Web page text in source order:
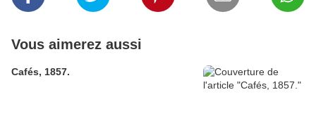
Vous aimerez aussi
Cafés, 1857.